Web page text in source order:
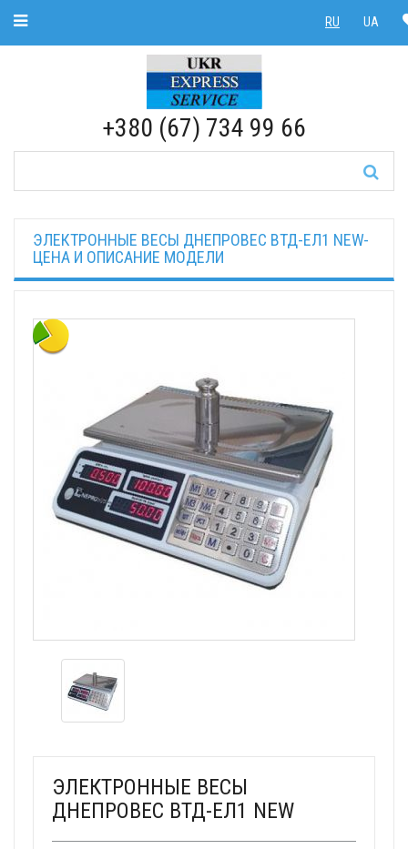
Toggle Navigation UA
RU UA
RU
+380 (67) 734 99 66
ЭЛЕКТРОННЫЕ ВЕСЫ ДНЕПРОВЕС ВТД-ЕЛ1 NEW-
ЦЕНА И ОПИСАНИЕ МОДЕЛИ
ЭЛЕКТРОННЫЕ ВЕСЫ
ДНЕПРОВЕС ВТД-ЕЛ1 NEW